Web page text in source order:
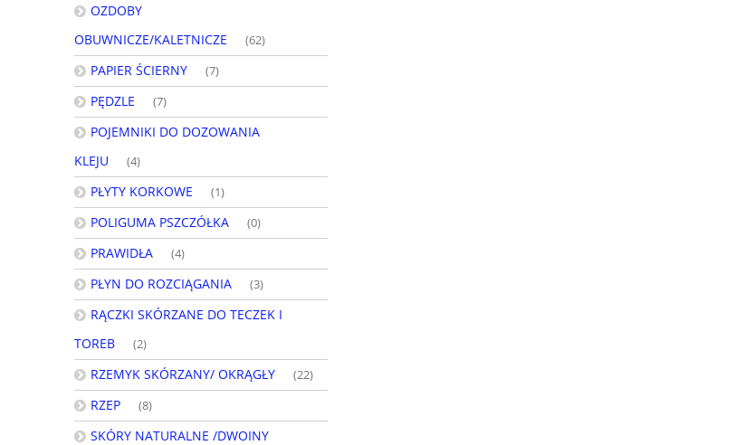
OZDOBY
OBUWNICZE/KALETNICZE
(62)
PAPIER ŚCIERNY (7)
PĘDZLE (7)
POJEMNIKI DO DOZOWANIA
KLEJU
(4)
PŁYTY KORKOWE (1)
POLIGUMA PSZCZÓŁKA (0)
PRAWIDŁA (4)
PŁYN DO ROZCIĄGANIA (3)
RĄCZKI SKÓRZANE DO TECZEK I
TOREB
(2)
RZEMYK SKÓRZANY/ OKRĄGŁY (22)
RZEP (8)
SKÓRY NATURALNE /DWOINY